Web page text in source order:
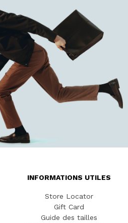
INFORMATIONS UTILES
Store Locator
Gift Card
Guide des tailles